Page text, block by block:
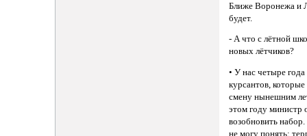
Ближе Воронежа и
будет.
- А что с лётной
новых лётчиков?
• У нас четыре
курсантов,
смену нынешним
этом году министр
возобновить
не могу понять: